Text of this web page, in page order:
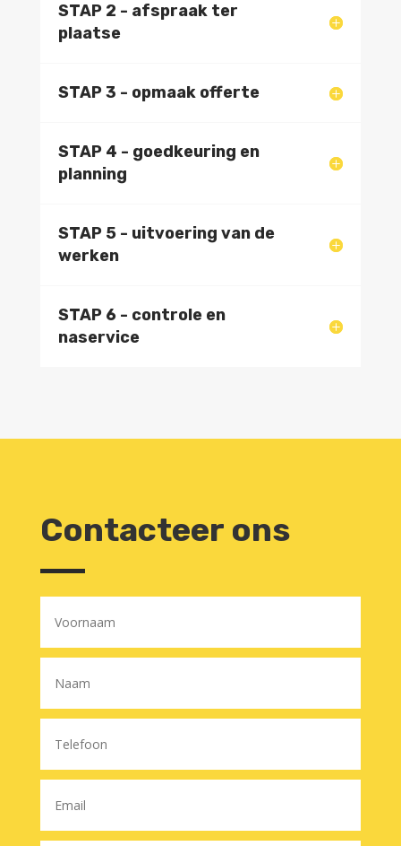
STAP 2 - afspraak ter
plaatse
STAP 3 - opmaak offerte
STAP 4 - goedkeuring en
planning
STAP 5 - uitvoering van de
werken
STAP 6 - controle en
naservice
Contacteer ons